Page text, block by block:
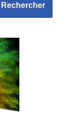
Rechercher